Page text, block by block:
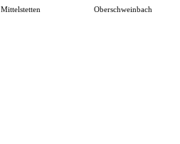
Mittelstetten Oberschweinbach